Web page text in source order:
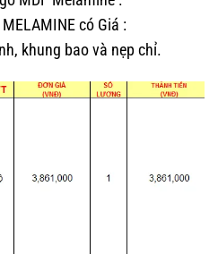
MELAMINE có Giá :
khung bao và nẹp chỉ.